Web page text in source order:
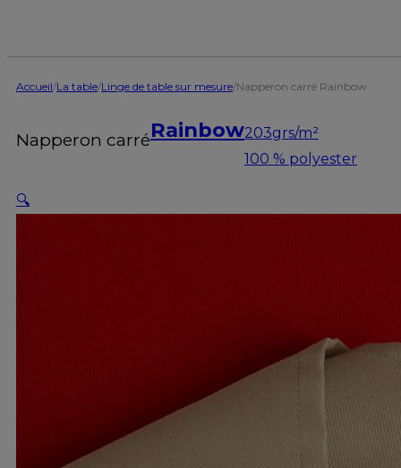
Accueil/La table/Linge de table sur mesure/Napperon carré Rainbow
Napperon carréRainbow203grs/m²
100 % polyester
🔍